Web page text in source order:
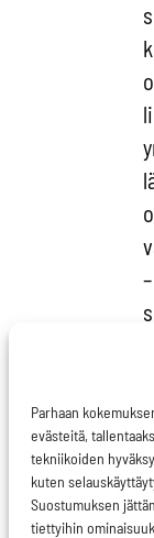
Parhaan
evästeitä,
tekniikoiden
kuten
Suostumuksen
tiettyihin